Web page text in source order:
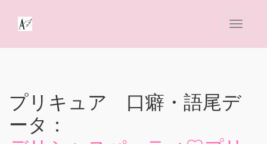
プリキュア 口癖・語尾デ
ータ：